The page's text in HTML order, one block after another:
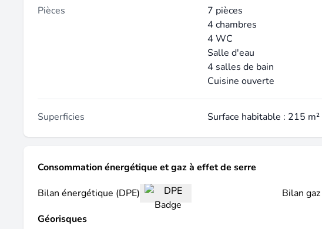
Pièces
7 pièces
4 chambres
4 WC
Salle d'eau
4 salles de bain
Cuisine ouverte
Superficies Surface habitable : 215 m²
Consommation énergétique et gaz à effet de serre
Bilan énergétique (DPE)
Bilan
Géorisques